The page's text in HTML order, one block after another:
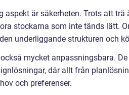
aspekt är säkerheten. Trots att
stockarna som inte tänds lätt.
underliggande strukturen och
mycket anpassningsbara.
där allt från
och preferenser.